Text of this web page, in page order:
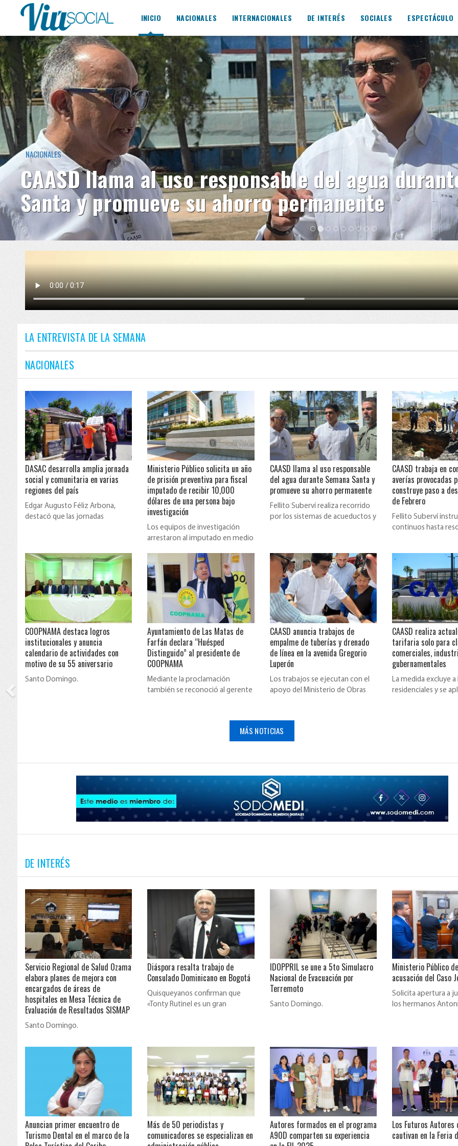
INICIO NACIONALES INTERNACIONALES DE INTERÉS SOCIALES ESPECTÁCULO
NACIONALES
CAASD llama al uso responsable del agua
Santa y promueve su ahorro permanente
LA ENTREVISTA DE LA SEMANA
NACIONALES
DASAC desarrolla amplia jornada
social y comunitaria en varias
regiones del país
Edgar Augusto Féliz Arbona,
destacó que las jornadas
Ministerio Público solicita un año
de prisión preventiva para fiscal
imputado de recibir 10,000
dólares de una persona bajo
investigación
Los equipos de investigación
arrestaron al imputado en medio
CAASD llama al uso responsable
del agua durante Semana Santa y
promueve su ahorro permanente
Fellito Suberví realiza recorrido
por los sistemas de acueductos y
CAASD trabaja en
averías provocadas
construye paso a
de Febrero
Fellito Suberví
continuos hasta
COOPNAMA destaca logros
institucionales y anuncia
calendario de actividades con
motivo de su 55 aniversario
Santo Domingo.
Ayuntamiento de Las Matas de
Farfán declara “Huésped
Distinguido” al presidente de
COOPNAMA
Mediante la proclamación
también se reconoció al gerente
CAASD anuncia trabajos de
empalme de tuberías y drenado
de línea en la avenida Gregorio
Luperón
Los trabajos se ejecutan con el
apoyo del Ministerio de Obras
CAASD realiza
tarifaria solo para
comerciales,
gubernamentales
La medida excluye a
residenciales y se
MÁS NOTICIAS
DE INTERÉS
Servicio Regional de Salud Ozama
elabora planes de mejora con
encargados de áreas de
hospitales en Mesa Técnica de
Evaluación de Resultados SISMAP
Santo Domingo.
Diáspora resalta trabajo de
Consulado Dominicano en Bogotá
Quisqueyanos confirman que
«Tonty Rutinel es un gran
IDOPPRIL se une a 5to Simulacro
Nacional de Evacuación por
Terremoto
Santo Domingo.
Ministerio Público
acusación del Caso
Solicita apertura a
los hermanos
Anuncian primer encuentro de
Turismo Dental en el marco de la
Más de 50 periodistas y
comunicadores se especializan en
Autores formados en el programa
A90D comparten su experiencia
Los Futuros Autores
cautivan en la Feria